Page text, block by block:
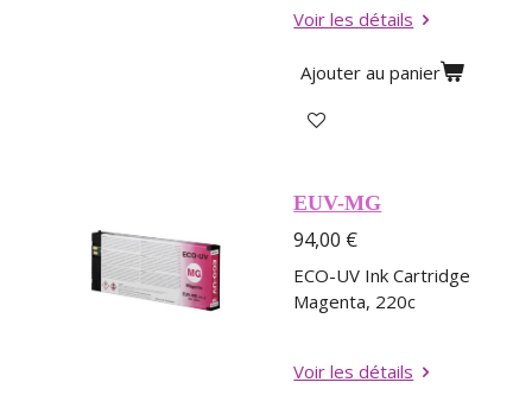
Voir les détails
Ajouter au panier
EUV-MG
94,00 €
ECO-UV Ink Cartridge
Magenta, 220c
Voir les détails